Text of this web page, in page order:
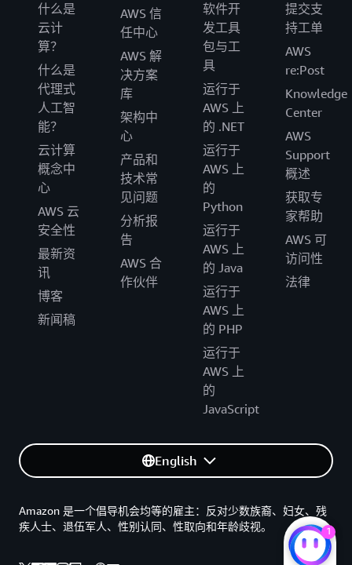
什么是
云计
算？
什么是
代理式
人工智
能？
云计算
概念中
心
AWS 云
安全性
最新资
讯
博客
新闻稿
AWS 信
任中心
AWS 解
决方案
库
架构中
心
产品和
技术常
见问题
分析报
告
AWS 合
作伙伴
软件开
发工具
包与工
具
运行于
AWS 上
的 .NET
运行于
AWS 上
的
Python
运行于
AWS 上
的 Java
运行于
AWS 上
的 PHP
运行于
AWS 上
的
JavaScript
提交支
持工单
AWS
re:Post
Knowledge
Center
AWS
Support
概述
获取专
家帮助
AWS 可
访问性
法律
English
Amazon 是一个倡导机会均等的雇主：反对少数族裔、妇女、残
疾人士、退伍军人、性别认同、性取向和年龄歧视。
1